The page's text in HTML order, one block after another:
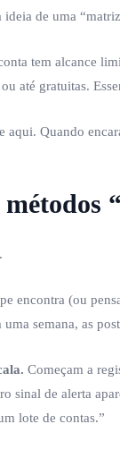
de uma
tem alcance
até gratuitas.
aqui. Quando
encontra (ou
semana, as
Começam a
sinal de alerta
lote de contas.”